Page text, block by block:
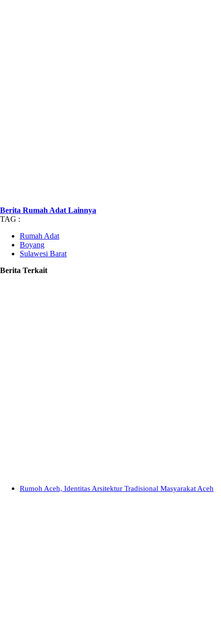
Berita Rumah Adat Lainnya
TAG :
Rumah Adat
Boyang
Sulawesi Barat
Berita Terkait
Rumoh Aceh, Identitas Arsitektur Tradisional Masyarakat Aceh